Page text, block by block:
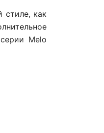
стиле, как
Melo